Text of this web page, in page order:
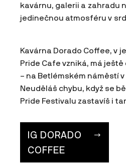
kavárnu, galerii a zahradu
jedinečnou atmosféru v
Kavárna Dorado Coffee, v
Pride Cafe vzniká, má
– na Betlémském náměstí v
Neuděláš chybu, když se
Pride Festivalu zastavíš i
IG DORADO
COFFEE